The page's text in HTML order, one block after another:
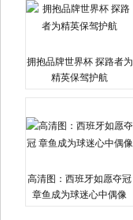
拥抱品牌世界杯 探路者为
精英保驾护航
高清图：西班牙如愿夺冠
章鱼成为球迷心中偶像